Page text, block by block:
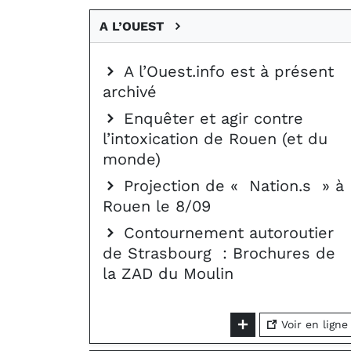
A L’OUEST
A l’Ouest.info est à présent
archivé
Enquêter et agir contre
l’intoxication de Rouen (et du
monde)
Projection de « Nation.s » à
Rouen le 8/09
Contournement autoroutier
de Strasbourg : Brochures de
la ZAD du Moulin
Voir en ligne